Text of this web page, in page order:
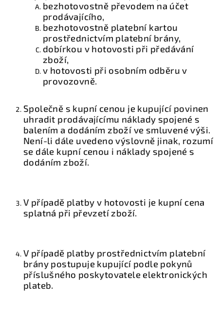
bezhotovostně převodem na účet
prodávajícího,
bezhotovostně platební kartou
prostřednictvím platební brány,
dobírkou v hotovosti při předávání
zboží,
v hotovosti při osobním odběru v
provozovně.
Společně s kupní cenou je kupující povinen
uhradit prodávajícímu náklady spojené s
balením a dodáním zboží ve smluvené výši.
Není-li dále uvedeno výslovně jinak, rozumí
se dále kupní cenou i náklady spojené s
dodáním zboží.
V případě platby v hotovosti je kupní cena
splatná při převzetí zboží.
V případě platby prostřednictvím platební
brány postupuje kupující podle pokynů
příslušného poskytovatele elektronických
plateb.